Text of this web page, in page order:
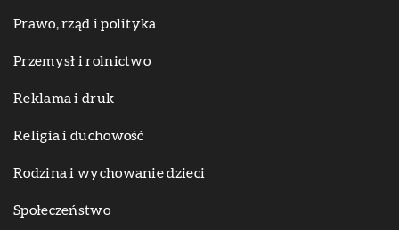
Prawo, rząd i polityka
Przemysł i rolnictwo
Reklama i druk
Religia i duchowość
Rodzina i wychowanie dzieci
Społeczeństwo